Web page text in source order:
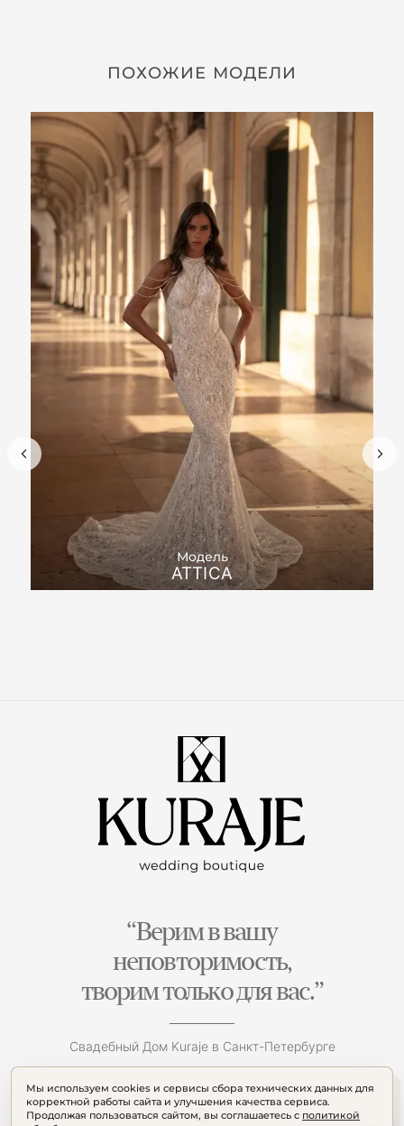
ПОХОЖИЕ МОДЕЛИ
Модель
ATTICA
Мы используем cookies и сервисы сбора технических данных для
корректной работы сайта и улучшения качества сервиса.
Продолжая пользоваться сайтом, вы соглашаетесь с политикой
“Верим в вашу
неповторимость,
творим только для вас.”
Свадебный Дом Kuraje в Санкт-Петербурге